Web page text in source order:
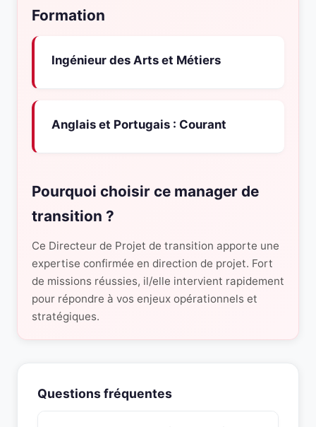
Formation
Ingénieur des Arts et Métiers
Anglais et Portugais : Courant
Pourquoi choisir ce manager de
transition ?
Ce Directeur de Projet de transition apporte une
expertise confirmée en direction de projet. Fort
de missions réussies, il/elle intervient rapidement
pour répondre à vos enjeux opérationnels et
stratégiques.
Questions fréquentes